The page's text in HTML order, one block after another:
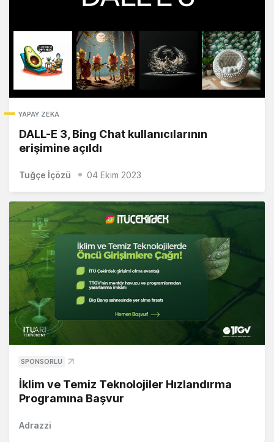
YAPAY ZEKA
DALL-E 3, Bing Chat kullanıcılarının
erişimine açıldı
Tuğçe İçözü 04 Ekim 2023
SPONSORLU
İklim ve Temiz Teknolojiler Hızlandırma
Programına Başvur
Adrazzi